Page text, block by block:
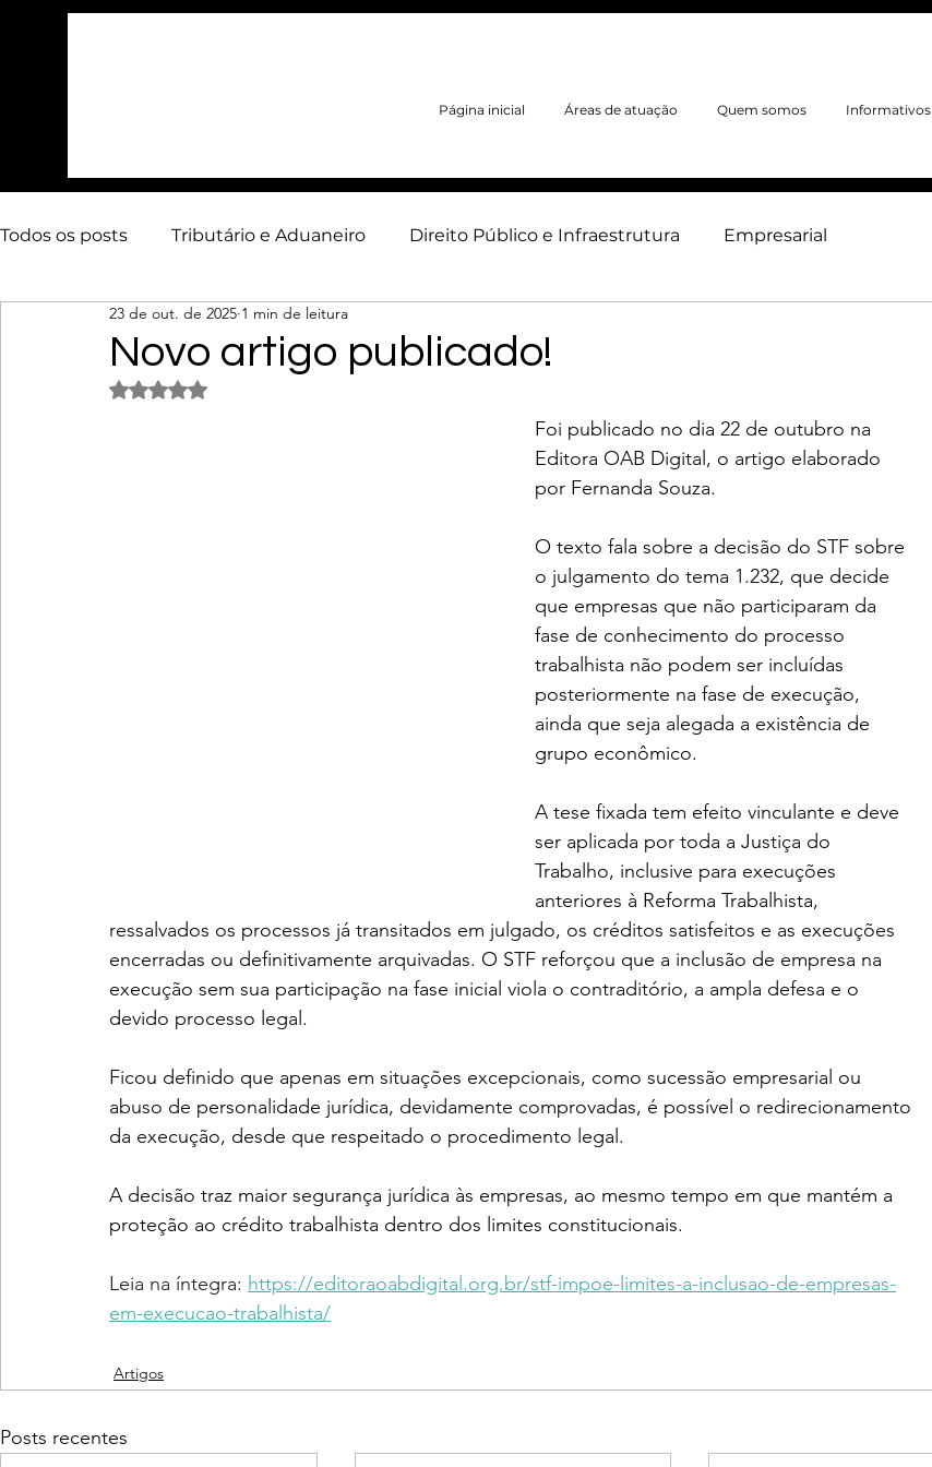
Página inicial Áreas de atuação Quem somos Informativos
Todos os posts Tributário e Aduaneiro Direito Público e Infraestrutura Empresarial
Contencioso Estratégico Arbitragem
Novo artigo publicado!
23 de out. de 2025 1 min de leitura
Avaliado com NaN de 5 estrelas.
Foi publicado no dia 22 de outubro na
Editora OAB Digital, o artigo elaborado
por Fernanda Souza.
O texto fala sobre a decisão do STF sobre
o julgamento do tema 1.232, que decide
que empresas que não participaram da
fase de conhecimento do processo
trabalhista não podem ser incluídas
posteriormente na fase de execução,
ainda que seja alegada a existência de
grupo econômico.
A tese fixada tem efeito vinculante e deve
ser aplicada por toda a Justiça do
Trabalho, inclusive para execuções
anteriores à Reforma Trabalhista,
ressalvados os processos já transitados em julgado, os créditos satisfeitos e as execuções
encerradas ou definitivamente arquivadas. O STF reforçou que a inclusão de empresa na
execução sem sua participação na fase inicial viola o contraditório, a ampla defesa e o
devido processo legal.
Ficou definido que apenas em situações excepcionais, como sucessão empresarial ou
abuso de personalidade jurídica, devidamente comprovadas, é possível o redirecionamento
da execução, desde que respeitado o procedimento legal.
A decisão traz maior segurança jurídica às empresas, ao mesmo tempo em que mantém a
proteção ao crédito trabalhista dentro dos limites constitucionais.
Leia na íntegra: https://editoraoabdigital.org.br/stf-impoe-limites-a-inclusao-de-empresas-
em-execucao-trabalhista/
Artigos
Posts recentes